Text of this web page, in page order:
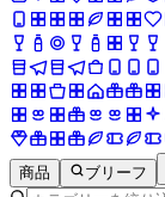
商品 ブリーフ